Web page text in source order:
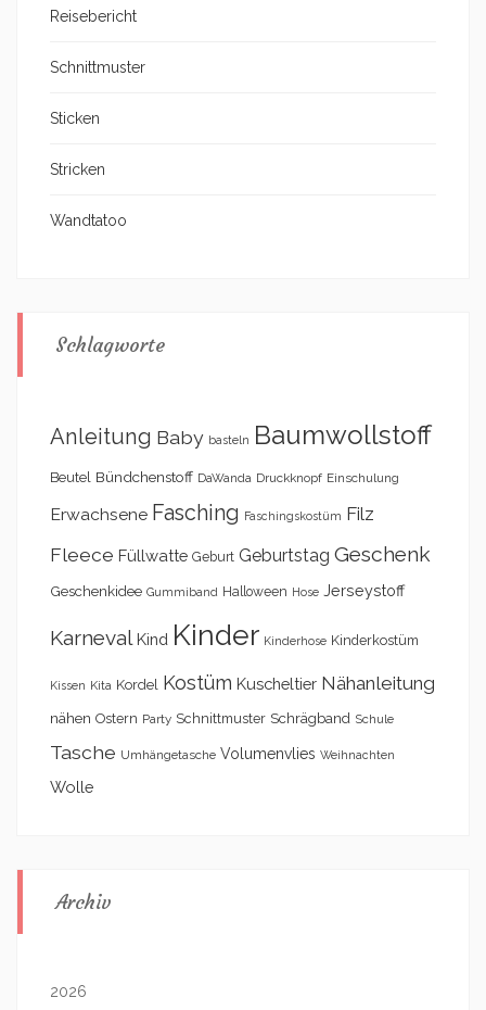
Reisebericht
Schnittmuster
Sticken
Stricken
Wandtatoo
Schlagworte
Anleitung Baby basteln Baumwollstoff
Beutel Bündchenstoff DaWanda Druckknopf Einschulung
Erwachsene Fasching Faschingskostüm Filz
Fleece Füllwatte Geburt Geburtstag Geschenk
Geschenkidee Gummiband Halloween Hose Jerseystoff
Karneval Kind Kinder Kinderhose Kinderkostüm
Kissen Kita Kordel Kostüm Kuscheltier Nähanleitung
nähen Ostern Party Schnittmuster Schrägband Schule
Tasche Umhängetasche Volumenvlies Weihnachten
Wolle
Archiv
2026